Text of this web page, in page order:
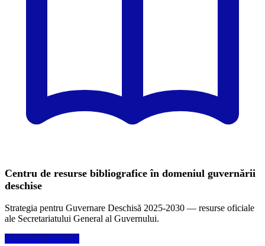
Centru de resurse bibliografice în domeniul guvernării
deschise
Strategia pentru Guvernare Deschisă 2025-2030 — resurse oficiale
ale Secretariatului General al Guvernului.
Accesează resursele